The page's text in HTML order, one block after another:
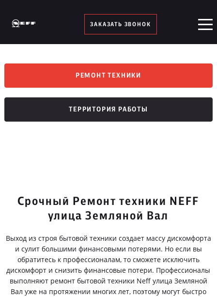
ЗАКАЗАТЬ ЗВОНОК
РЕМОНТ ТЕХНИКИ
ТЕРРИТОРИЯ РАБОТЫ
Срочный Ремонт техники NEFF
улица Земляной Вал
Выход из строя бытовой техники создает массу дискомфорта
и сулит большими финансовыми потерями. Но если вы
обратитесь к профессионалам, то сможете исключить
дискомфорт и снизить финансовые потери. Профессионалы
выполняют ремонт бытовой техники Neff улица Земляной
Вал уже на протяжении многих лет, поэтому могут быстро